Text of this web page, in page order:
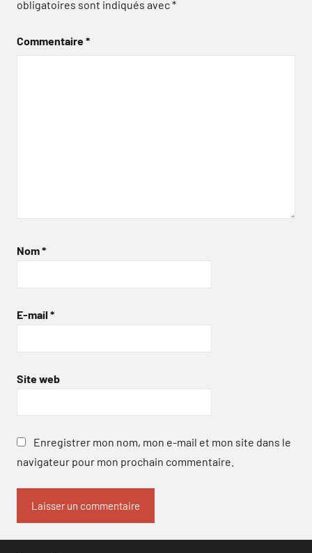
obligatoires sont indiqués avec*
Commentaire*
Nom*
E-mail *
Site web
Enregistrer mon nom, mon e-mail et mon site dans le
navigateur pour mon prochain commentaire.